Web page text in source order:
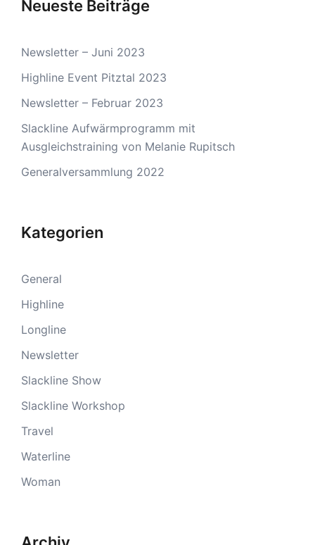
Neueste Beiträge
Newsletter – Juni 2023
Highline Event Pitztal 2023
Newsletter – Februar 2023
Slackline Aufwärmprogramm mit
Ausgleichstraining von Melanie Rupitsch
Generalversammlung 2022
Kategorien
General
Highline
Longline
Newsletter
Slackline Show
Slackline Workshop
Travel
Waterline
Woman